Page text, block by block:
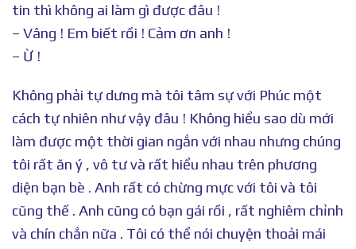
tin thì không ai làm gì được đâu !
– Vâng ! Em biết rồi ! Cảm ơn anh !
– Ừ !
Không phải tự dưng mà tôi tâm sự với Phúc một
cách tự nhiên như vậy đâu ! Không hiểu sao dù mới
làm được một thời gian ngắn với nhau nhưng chúng
tôi rất ăn ý , vô tư và rất hiểu nhau trên phương
diện bạn bè . Anh rất có chừng mực với tôi và tôi
cũng thế . Anh cũng có bạn gái rồi , rất nghiêm chỉnh
và chín chắn nữa . Tôi có thể nói chuyện thoải mái